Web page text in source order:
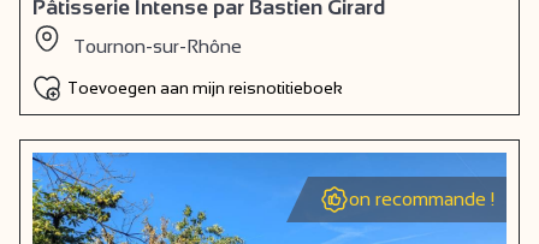
Pâtisserie Intense par Bastien Girard
Tournon-sur-Rhône
Toevoegen aan mijn reisnotitieboek
on recommande !